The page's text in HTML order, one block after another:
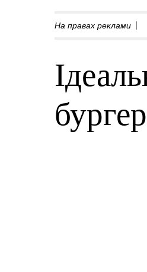
На правах реклами